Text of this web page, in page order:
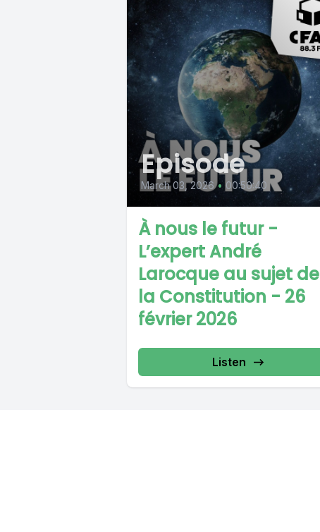
Episode
March 03, 2026 • 00:50:40
À nous le futur -
L’expert André
Larocque au sujet de
la Constitution - 26
février 2026
Listen